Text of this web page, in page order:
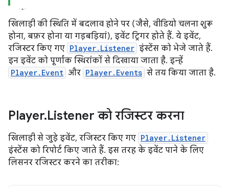
खिलाड़ी की स्थिति में बदलाव होने पर (जैसे, वीडियो चलना शुरू
होना, बफ़र होना या गड़बड़ियां), इवेंट ट्रिगर होते हैं. ये इवेंट,
रजिस्टर किए गए Player.Listener इंस्टेंस को भेजे जाते हैं.
इन इवेंट को पूर्णांक स्थिरांकों से दिखाया जाता है. इन्हें
Player.Event और Player.Events से तय किया जाता है.
Player.Listener को रजिस्टर करना
खिलाड़ी से जुड़े इवेंट, रजिस्टर किए गए Player.Listener
इंस्टेंस को रिपोर्ट किए जाते हैं. इस तरह के इवेंट पाने के लिए
लिसनर रजिस्टर करने का तरीका: